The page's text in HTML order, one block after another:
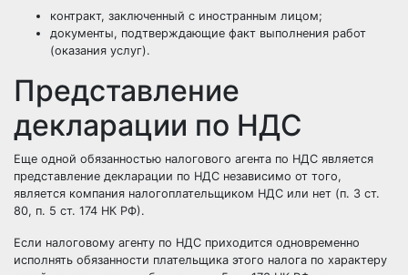
контракт, заключенный с иностранным лицом;
документы, подтверждающие факт выполнения работ
(оказания услуг).
Представление
декларации по НДС
Еще одной обязанностью налогового агента по НДС является
представление декларации по НДС независимо от того,
является компания налогоплательщиком НДС или нет (п. 3 ст.
80, п. 5 ст. 174 НК РФ).
Если налоговому агенту по НДС приходится одновременно
исполнять обязанности плательщика этого налога по характеру